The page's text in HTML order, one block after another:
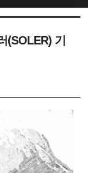
(SOLER) 기
5
5